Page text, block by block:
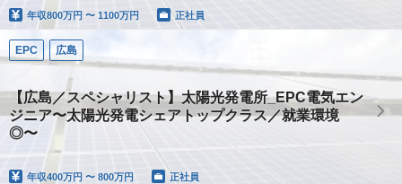
年収800万円 〜 1100万円 正社員
EPC 広島
【広島／スペシャリスト】太陽光発電所_EPC電気エン
ジニア〜太陽光発電シェアトップクラス／就業環境
◎〜
年収400万円 〜 800万円 正社員